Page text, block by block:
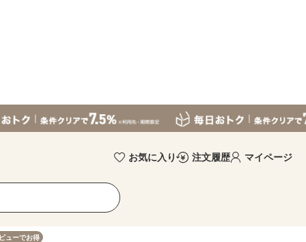
お気に入り 注文履歴 マイページ
ューでお得